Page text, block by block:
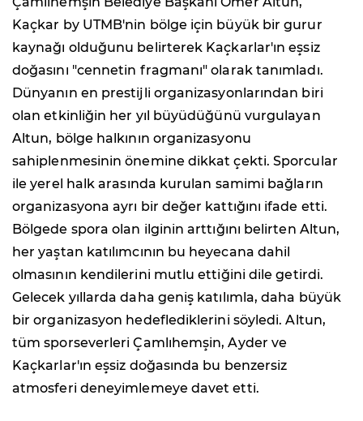
Kaçkar by UTMB'nin bölge için büyük bir gurur
kaynağı olduğunu belirterek Kaçkarlar'ın eşsiz
doğasını "cennetin fragmanı" olarak tanımladı.
Dünyanın en prestijli organizasyonlarından biri
olan etkinliğin her yıl büyüdüğünü vurgulayan
Altun, bölge halkının organizasyonu
sahiplenmesinin önemine dikkat çekti. Sporcular
ile yerel halk arasında kurulan samimi bağların
organizasyona ayrı bir değer kattığını ifade etti.
Bölgede spora olan ilginin arttığını belirten Altun,
her yaştan katılımcının bu heyecana dahil
olmasının kendilerini mutlu ettiğini dile getirdi.
Gelecek yıllarda daha geniş katılımla, daha büyük
bir organizasyon hedeflediklerini söyledi. Altun,
tüm sporseverleri Çamlıhemşin, Ayder ve
Kaçkarlar'ın eşsiz doğasında bu benzersiz
atmosferi deneyimlemeye davet etti.